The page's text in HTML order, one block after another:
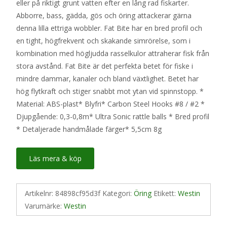
var:
129 kr.
är:
115 kr.
eller på riktigt grunt vatten efter en lång rad fiskarter.
Abborre, bass, gädda, gös och öring attackerar gärna
denna lilla ettriga wobbler. Fat Bite har en bred profil och
en tight, högfrekvent och skakande simrörelse, som i
kombination med högljudda rasselkulor attraherar fisk från
stora avstånd. Fat Bite är det perfekta betet för fiske i
mindre dammar, kanaler och bland växtlighet. Betet har
hög flytkraft och stiger snabbt mot ytan vid spinnstopp. *
Material: ABS-plast* Blyfri* Carbon Steel Hooks #8 / #2 *
Djupgående: 0,3-0,8m* Ultra Sonic rattle balls * Bred profil
* Detaljerade handmålade färger* 5,5cm 8g
Läs mera & köp
Artikelnr: 84898cf95d3f Kategori: Öring Etikett: Westin
Varumärke: Westin